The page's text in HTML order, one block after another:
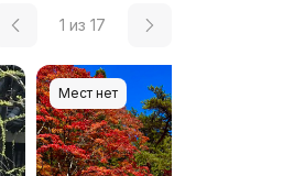
1 из 17
Мест нет